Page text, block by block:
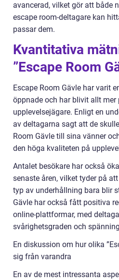
avancerad, vilket gör att både
escape room-deltagare kan
passar dem.
Kvantitativa
”Escape Room
Escape Room Gävle har varit
öppnade och har blivit allt mer
upplevelsejägare. Enligt en
av deltagarna sagt att de
Room Gävle till sina vänner
den höga kvaliteten på
Antalet besökare har också
senaste åren, vilket tyder på
typ av underhållning bara blir
Gävle har också fått positiva
online-plattformar, med
svårighetsgraden och
En diskussion om hur olika
sig från varandra
En av de mest intressanta